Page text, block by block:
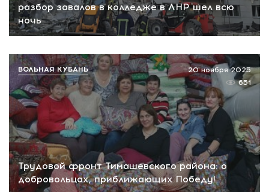
разбор завалов в колледже в ЛНР шел всю
ночь
Трудовой фронт Тимашевского района: о
добровольцах, приближающих Победу!
20 ноября 2025
651
ВОЛЬНАЯ КУБАНЬ